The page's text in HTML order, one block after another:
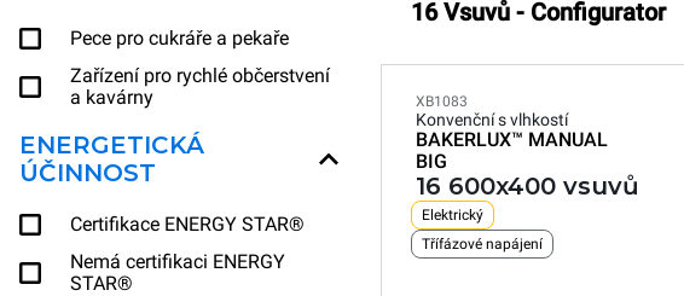
Pece pro cukráře a pekaře
Zařízení pro rychlé občerstvení
a kavárny
ENERGETICKÁ
ÚČINNOST
Certifikace ENERGY STAR®
Nemá certifikaci ENERGY
STAR®
16 Vsuvů - Configurator
XB1083
Konvenční s vlhkostí
BAKERLUX™ MANUAL
BIG
16 600x400 vsuvů
Elektrický
Třífázové napájení